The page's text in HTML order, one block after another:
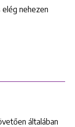
nehezen
általában